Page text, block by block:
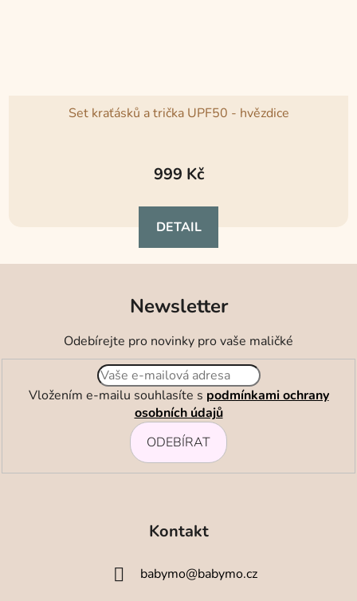
Set kraťásků a trička UPF50 - hvězdice
999 Kč
DETAIL
Newsletter
Odebírejte pro novinky pro vaše maličké
Vložením e-mailu souhlasíte s podmínkami ochrany
osobních údajů
ODEBÍRAT
Kontakt
babymo@babymo.cz